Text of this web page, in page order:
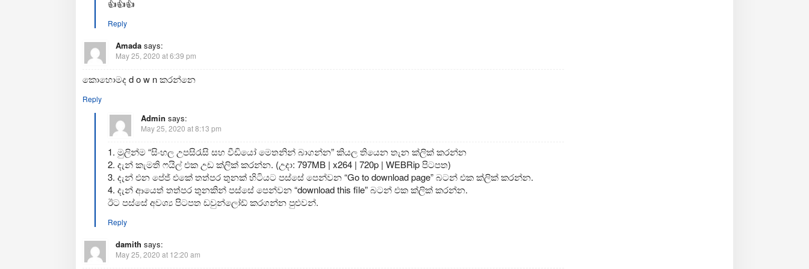
👍👍👍
Reply
Amada says:
May 25, 2020 at 6:39 pm
කොහොමද d o w n කරන්නෙ
Reply
Admin says:
May 25, 2020 at 8:13 pm
1. මුලින්ම “සිංහල උපසිරැසි සහ වීඩියෝ මෙතනින් බාගන්න” කියල තියෙන තැන ක්ලික් කරන්න
2. දැන් කැමති ෆයිල් එක උඩ ක්ලික් කරන්න. (උදා: 797MB | x264 | 720p | WEBRip පිටපත)
3. දැන් එන පේජ් එකේ තත්පර තුනක් හිටියට පස්සේ පෙන්වන “Go to download page” බටන් එක ක්ලික් කරන්න.
4. දැන් ආයෙත් තත්පර තුනකින් පස්සේ පෙන්වන “download this file” බටන් එක ක්ලික් කරන්න.
ඊට පස්සේ අවශ්‍ය පිටපත ඩවුන්ලෝඩ් කරගන්න පුළුවන්.
Reply
damith says:
May 25, 2020 at 12:20 am